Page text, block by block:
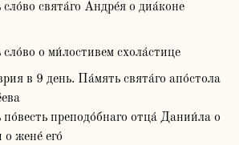
свята́го Андре́я о диа́коне
о ми́лостивем схола́стице
в 9 день. Па́мять свята́го апо́стола
преподо́бнаго отца́ Дании́ла о
жене́ его́